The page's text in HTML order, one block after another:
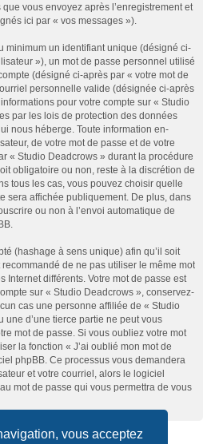
vous acceptez
vous envoyez après l’enregistrement et
ici par « vos messages »).
minimum un identifiant unique (désigné ci-
»), un mot de passe personnel utilisé
(désigné ci-après par « votre mot de
personnelle valide (désignée ci-après
pour votre compte sur « Studio
par les lois de protection des données
nous héberge. Toute information en-
de votre mot de passe et de votre
« Studio Deadcrows » durant la procédure
obligatoire ou non, reste à la discrétion de
tous les cas, vous pouvez choisir quelle
sera affichée publiquement. De plus, dans
ou non à l’envoi automatique de
(hashage à sens unique) afin qu’il soit
de ne pas utiliser le même mot
Internet différents. Votre mot de passe est
sur « Studio Deadcrows », conservez-
cas une personne affiliée de « Studio
une d’une tierce partie ne peut vous
mot de passe. Si vous oubliez votre mot
la fonction « J’ai oublié mon mot de
phpBB. Ce processus vous demandera
et votre courriel, alors le logiciel
mot de passe qui vous permettra de vous